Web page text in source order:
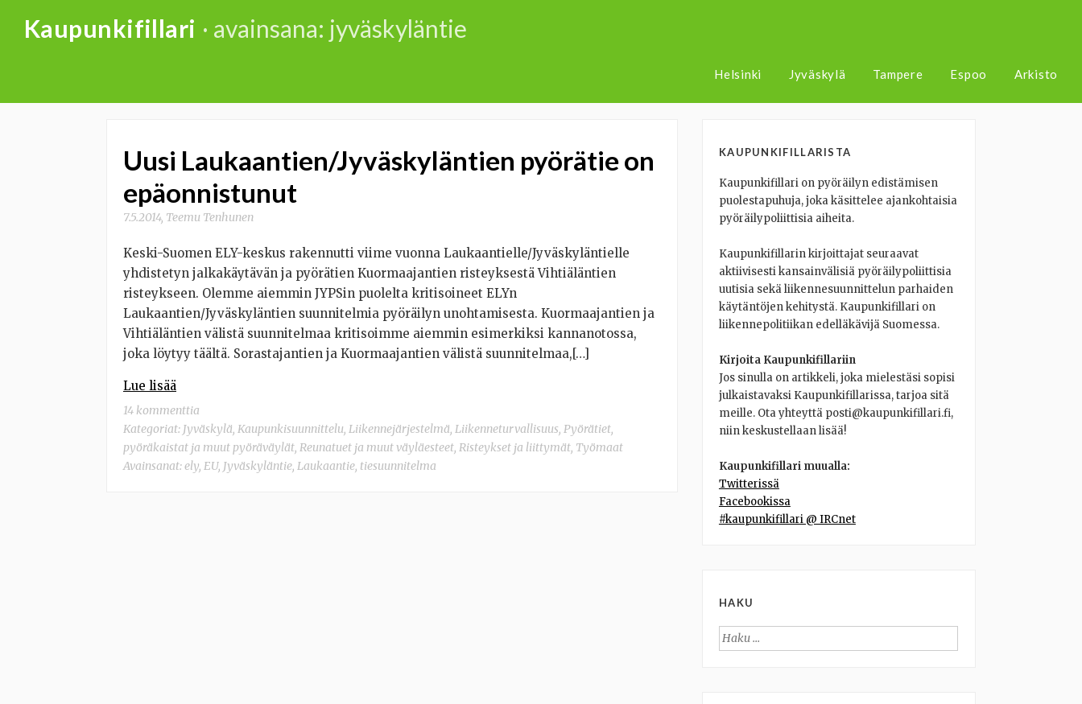
Kaupunkifillari · avainsana: jyväskyläntie
Helsinki Jyväskylä Tampere Espoo Arkisto
Uusi Laukaantien/Jyväskyläntien pyörätie on
epäonnistunut
7.5.2014, Teemu Tenhunen
Keski-Suomen ELY-keskus rakennutti viime vuonna Laukaantielle/Jyväskyläntielle
yhdistetyn jalkakäytävän ja pyörätien Kuormaajantien risteyksestä Vihtiäläntien
risteykseen. Olemme aiemmin JYPSin puolelta kritisoineet ELYn
Laukaantien/Jyväskyläntien suunnitelmia pyöräilyn unohtamisesta. Kuormaajantien ja
Vihtiäläntien välistä suunnitelmaa kritisoimme aiemmin esimerkiksi kannanotossa,
joka löytyy täältä. Sorastajantien ja Kuormaajantien välistä suunnitelmaa,[…]
Lue lisää
14 kommenttia
Kategoriat: Jyväskylä, Kaupunkisuunnittelu, Liikennejärjestelmä, Liikenneturvallisuus, Pyörätiet,
pyöräkaistat ja muut pyöräväylät, Reunatuet ja muut väyläesteet, Risteykset ja liittymät, Työmaat
Avainsanat:ely, EU, Jyväskyläntie, Laukaantie, tiesuunnitelma
KAUPUNKIFILLARISTA
Kaupunkifillari on pyöräilyn edistämisen
puolestapuhuja, joka käsittelee ajankohtaisia
pyöräilypoliittisia aiheita.
Kaupunkifillarin kirjoittajat seuraavat
aktiivisesti kansainvälisiä pyöräilypoliittisia
uutisia sekä liikennesuunnittelun parhaiden
käytäntöjen kehitystä. Kaupunkifillari on
liikennepolitiikan edelläkävijä Suomessa.
Kirjoita Kaupunkifillariin
Jos sinulla on artikkeli, joka mielestäsi sopisi
julkaistavaksi Kaupunkifillarissa, tarjoa sitä
meille. Ota yhteyttä posti@kaupunkifillari.fi,
niin keskustellaan lisää!
Kaupunkifillari muualla:
Twitterissä
Facebookissa
#kaupunkifillari @ IRCnet
HAKU
Haku: